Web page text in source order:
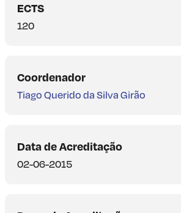
ECTS
120
Coordenador
Tiago Querido da Silva Girão
Data de Acreditação
02-06-2015